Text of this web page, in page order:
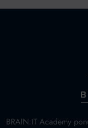
BRAIN:IT Academy